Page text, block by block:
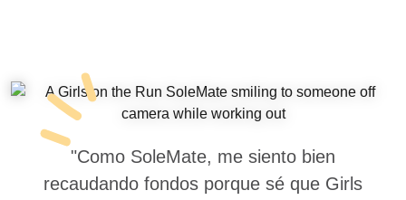
"Como SoleMate, me siento bien
recaudando fondos porque sé que Girls